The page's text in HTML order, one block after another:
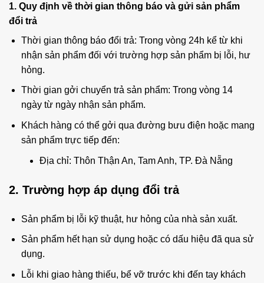
1. Quy định về thời gian thông báo và gửi sản phẩm
đổi trả
Thời gian thông báo đổi trả: Trong vòng 24h kể từ khi
nhận sản phẩm đối với trường hợp sản phẩm bị lỗi, hư
hỏng.
Thời gian gởi chuyển trả sản phẩm: Trong vòng 14
ngày từ ngày nhận sản phẩm.
Khách hàng có thể gởi qua đường bưu điện hoặc mang
sản phẩm trực tiếp đến:
Địa chỉ: Thôn Thận An, Tam Anh, TP. Đà Nẵng
2. Trường hợp áp dụng đổi trả
Sản phẩm bị lỗi kỹ thuật, hư hỏng của nhà sản xuất.
Sản phẩm hết hạn sử dụng hoặc có dấu hiệu đã qua sử
dụng.
Lỗi khi giao hàng thiếu, bể vỡ trước khi đến tay khách